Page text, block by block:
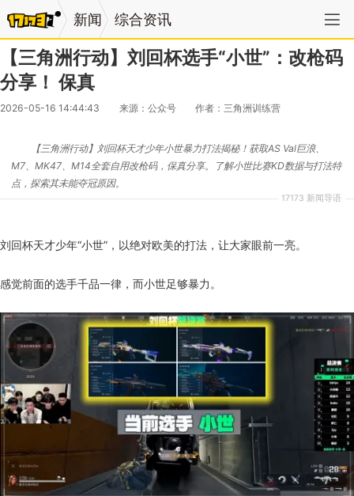
新闻 综合资讯
【三角洲行动】刘回杯选手“小世”：改枪码
分享！ 保真
2026-05-16 14:44:43 来源：公众号 作者：三角洲训练营
17173 新闻导语
【三角洲行动】刘回杯天才少年小世暴力打法揭秘！获取AS Val巨浪、
M7、MK47、M14全套自用改枪码，保真分享。了解小世比赛KD数据与打法特
点，探索其未能夺冠原因。
刘回杯天才少年“小世”，以绝对欧美的打法，让大家眼前一亮。
感觉前面的选手千品一律，而小世足够暴力。